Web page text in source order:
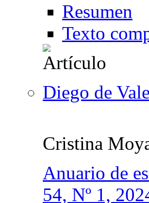
Resumen
Texto
Diego de
Cristina
Anuario de
54, Nº 1,